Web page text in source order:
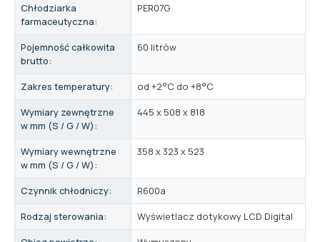
Chłodziarka
farmaceutyczna:
PER07G
Pojemność całkowita
brutto:
60 litrów
Zakres temperatury:
od +2°C do +8°C
Wymiary zewnętrzne
w mm (S / G / W):
445 x 508 x 818
Wymiary wewnętrzne
w mm (S / G / W):
358 x 323 x 523
Czynnik chłodniczy:
R600a
Rodzaj sterowania:
Wyświetlacz dotykowy LCD Digital